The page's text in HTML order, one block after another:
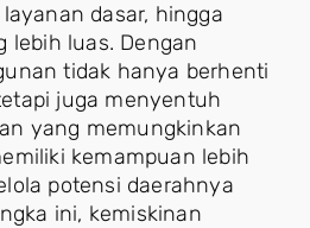
dasar, hingga
lebih luas. Dengan
tidak hanya berhenti
juga menyentuh
yang memungkinkan
kemampuan lebih
potensi daerahnya
ini, kemiskinan